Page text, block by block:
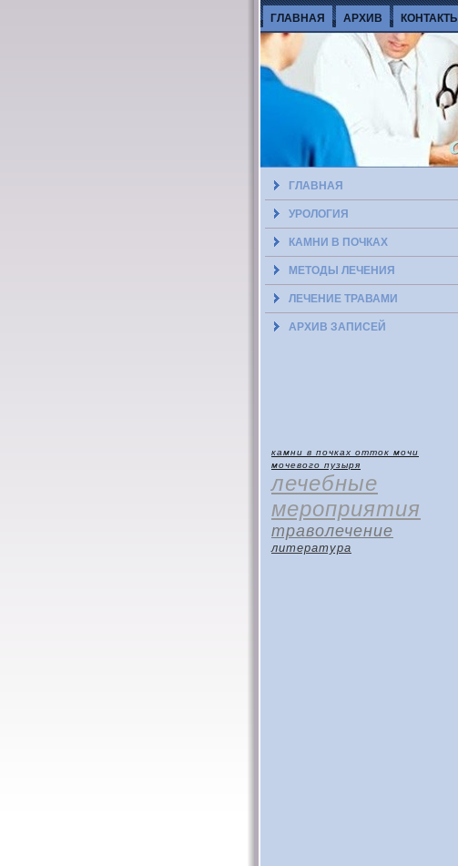
ГЛАВНАЯ АРХИВ КОНТАКТЫ
ГЛАВНАЯ
УРОЛОГИЯ
КАМНИ В ПОЧКАХ
МЕТОДЫ ЛЕЧЕНИЯ
ЛЕЧЕНИЕ ТРАВАМИ
АРХИВ ЗАПИСЕЙ
камни в почках отток мочи
мочевого пузыря
лечебные
мероприятия
траволечение
литература